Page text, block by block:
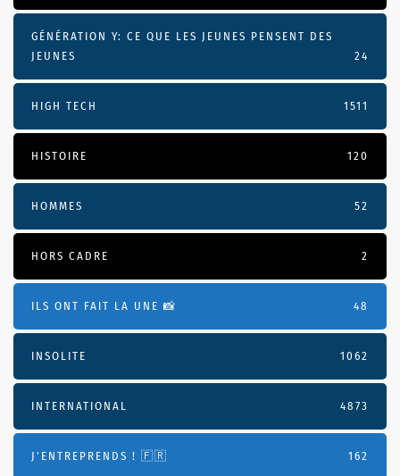
GÉNÉRATION Y: CE QUE LES JEUNES PENSENT DES
JEUNES
24
HIGH TECH 1511
HISTOIRE 120
HOMMES 52
HORS CADRE 2
ILS ONT FAIT LA UNE 📸 48
INSOLITE 1062
INTERNATIONAL 4873
J'ENTREPRENDS ! 🇫🇷 162